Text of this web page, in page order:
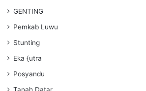
GENTING
Pemkab Luwu
Stunting
Eka {utra
Posyandu